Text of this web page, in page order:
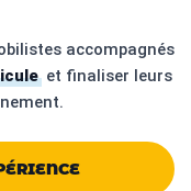
accompagnés
et finaliser leurs